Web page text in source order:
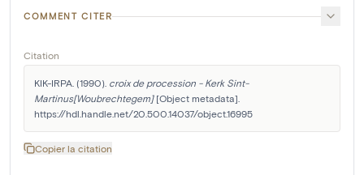
COMMENT CITER
Citation
KIK-IRPA. (1990). croix de procession - Kerk Sint-
Martinus[Woubrechtegem] [Object metadata].
https://hdl.handle.net/20.500.14037/object.16995
Copier la citation